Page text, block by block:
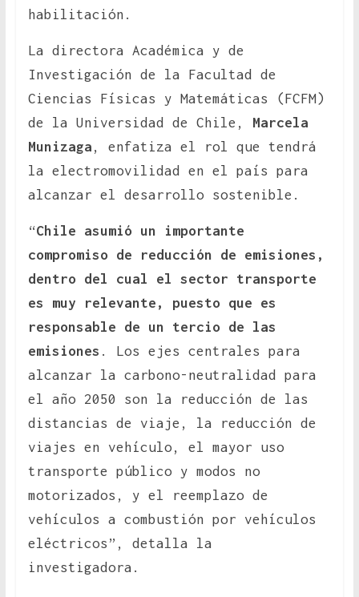
habilitación.
La directora Académica y de
Investigación de la Facultad de
Ciencias Físicas y Matemáticas (FCFM)
de la Universidad de Chile, Marcela
Munizaga , enfatiza el rol que tendrá
la electromovilidad en el país para
alcanzar el desarrollo sostenible.
“Chile asumió un importante
compromiso de reducción de emisiones,
dentro del cual el sector transporte
es muy relevante, puesto que es
responsable de un tercio de las
emisiones . Los ejes centrales para
alcanzar la carbono-neutralidad para
el año 2050 son la reducción de las
distancias de viaje, la reducción de
viajes en vehículo, el mayor uso
transporte público y modos no
motorizados, y el reemplazo de
vehículos a combustión por vehículos
eléctricos”, detalla la
investigadora.